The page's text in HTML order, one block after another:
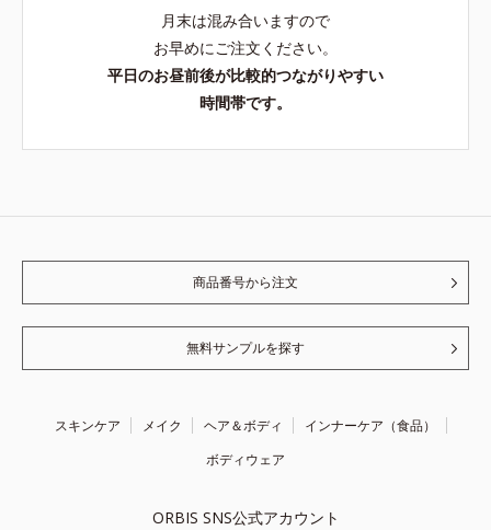
月末は混み合いますので
お早めにご注文ください。
平日のお昼前後が比較的つながりやすい
時間帯です。
商品番号から注文
無料サンプルを探す
スキンケア メイク ヘア＆ボディ
インナーケア（食品）
ボディウェア
ORBIS SNS公式アカウント